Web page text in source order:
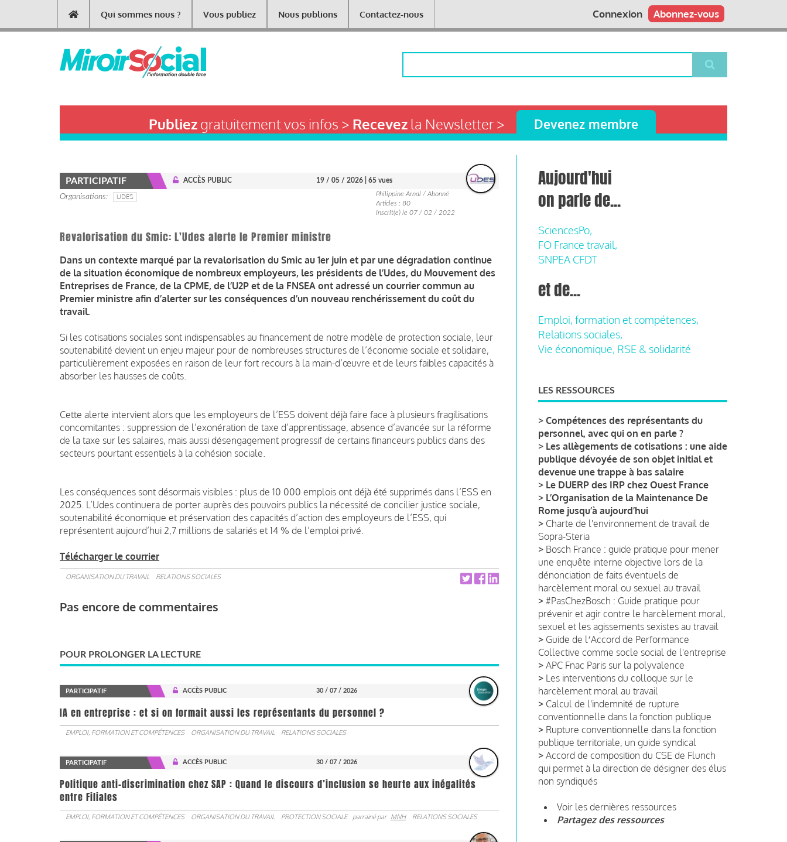
contenu
Main
navigation
Qui sommes nous ? Vous publiez Nous publions Contactez-nous Abonnez-vous
Connexion
Publiezgratuitement vos infos > Recevezla Newsletter > Devenez membre
PARTICIPATIF ACCÈS PUBLIC 19 / 05 / 2026 | 65 vues
Organisations UDES
Philippine Arnal / Abonné
Articles : 80
Inscrit(e) le 07 / 02 / 2022
Revalorisation du Smic: L'Udes alerte le Premier ministre
Dans un contexte marqué par la revalorisation du Smic au 1er juin et par une dégradation continue
de la situation économique de nombreux employeurs, les présidents de l’Udes, du Mouvement des
Entreprises de France, de la CPME, de l’U2P et de la FNSEA ont adressé un courrier commun au
Premier ministre afin d’alerter sur les conséquences d’un nouveau renchérissement du coût du
travail.
Si les cotisations sociales sont indispensables au financement de notre modèle de protection sociale, leur
soutenabilité devient un enjeu majeur pour de nombreuses structures de l’économie sociale et solidaire,
particulièrement exposées en raison de leur fort recours à la main-d’œuvre et de leurs faibles capacités à
absorber les hausses de coûts.
Cette alerte intervient alors que les employeurs de l’ESS doivent déjà faire face à plusieurs fragilisations
concomitantes : suppression de l’exonération de taxe d’apprentissage, absence d’avancée sur la réforme
de la taxe sur les salaires, mais aussi désengagement progressif de certains financeurs publics dans des
secteurs pourtant essentiels à la cohésion sociale.
Les conséquences sont désormais visibles : plus de 10 000 emplois ont déjà été supprimés dans l’ESS en
2025. L’Udes continuera de porter auprès des pouvoirs publics la nécessité de concilier justice sociale,
soutenabilité économique et préservation des capacités d’action des employeurs de l’ESS, qui
représentent aujourd’hui 2,7 millions de salariés et 14 % de l’emploi privé.
Télécharger le courrier
ORGANISATION DU TRAVAIL RELATIONS SOCIALES
Pas encore de commentaires
POUR PROLONGER LA LECTURE
PARTICIPATIF ACCÈS PUBLIC 30 / 07 / 2026
IA en entreprise : et si on formait aussi les représentants du personnel ?
EMPLOI, FORMATION ET COMPÉTENCES ORGANISATION DU TRAVAIL RELATIONS SOCIALES
PARTICIPATIF ACCÈS PUBLIC 30 / 07 / 2026
Politique anti-discrimination chez SAP : Quand le discours d’inclusion se heurte aux inégalités
entre Filiales
EMPLOI, FORMATION ET COMPÉTENCES ORGANISATION DU TRAVAIL PROTECTION SOCIALE parrainé par MNH RELATIONS SOCIALES
Aujourd'hui
on parle de...
SciencesPo,
FO France travail,
SNPEA CFDT
et de...
Emploi, formation et compétences,
Relations sociales,
Vie économique, RSE & solidarité
LES RESSOURCES
> Compétences des représentants du
personnel, avec qui on en parle ?
> Les allègements de cotisations : une aide
publique dévoyée de son objet initial et
devenue une trappe à bas salaire
> Le DUERP des IRP chez Ouest France
> L’Organisation de la Maintenance De
Rome jusqu’à aujourd’hui
> Charte de l'environnement de travail de
Sopra-Steria
> Bosch France : guide pratique pour mener
une enquête interne objective lors de la
dénonciation de faits éventuels de
harcèlement moral ou sexuel au travail
> #PasChezBosch : Guide pratique pour
prévenir et agir contre le harcèlement moral,
sexuel et les agissements sexistes au travail
> Guide de lʼAccord de Performance
Collective comme socle social de l'entreprise
> APC Fnac Paris sur la polyvalence
> Les interventions du colloque sur le
harcèlement moral au travail
> Calcul de l'indemnité de rupture
conventionnelle dans la fonction publique
> Rupture conventionnelle dans la fonction
publique territoriale, un guide syndical
> Accord de composition du CSE de Flunch
qui permet à la direction de désigner des élus
non syndiqués
Voir les dernières ressources
Partagez des ressources